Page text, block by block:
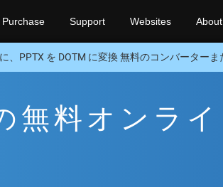
Purchase Support Websites About
、PPTX を DOTM に変換 無料のコンバーターま
無料オンライ